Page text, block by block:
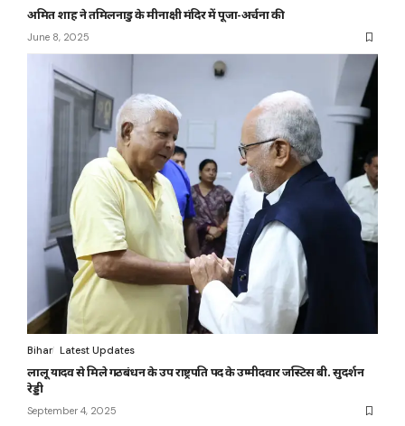
अमित शाह ने तमिलनाडु के मीनाक्षी मंदिर में पूजा-अर्चना की
June 8, 2025
Bihar Latest Updates
लालू यादव से मिले गठबंधन के उप राष्ट्रपति पद के उम्मीदवार जस्टिस बी. सुदर्शन
रेड्डी
September 4, 2025